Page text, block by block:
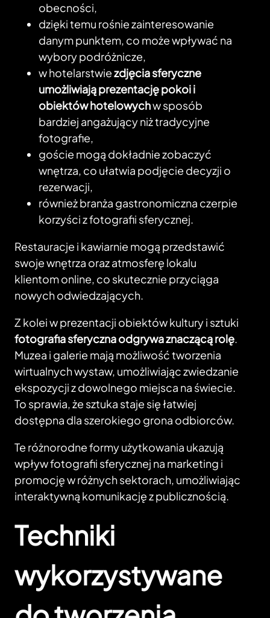
obecności,
dzięki temu rośnie zainteresowanie
danym punktem, co może wpływać na
wybory podróżnicze,
w hotelarstwiezdjęcia sferyczne
umożliwiają prezentację pokoi i
obiektów hotelowychw sposób
bardziej angażujący niż tradycyjne
fotografie,
goście mogą dokładnie zobaczyć
wnętrza, co ułatwia podjęcie decyzji o
rezerwacji,
również branża gastronomiczna czerpie
korzyści z fotografii sferycznej.
Restauracje i kawiarnie mogą przedstawić
swoje wnętrza oraz atmosferę lokalu
klientom online, co skutecznie przyciąga
nowych odwiedzających.
Z kolei w prezentacji obiektów kultury i sztuki
fotografia sferyczna odgrywa znaczącą rolę.
Muzea i galerie mają możliwość tworzenia
wirtualnych wystaw, umożliwiając zwiedzanie
ekspozycji z dowolnego miejsca na świecie.
To sprawia, że sztuka staje się łatwiej
dostępna dla szerokiego grona odbiorców.
Te różnorodne formy użytkowania ukazują
wpływ fotografii sferycznej na marketing i
promocję w różnych sektorach, umożliwiając
interaktywną komunikację z publicznością.
Techniki
wykorzystywane